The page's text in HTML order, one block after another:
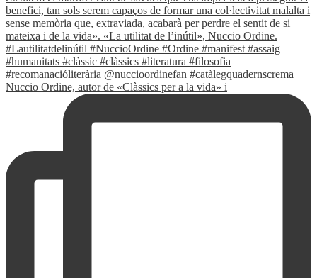
Nuccio Ordine, autor de «Clàssics per a la vida» i